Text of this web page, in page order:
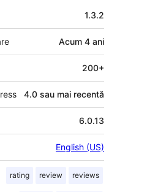
1.3.2
Acum 4 ani
200+
4.0 sau mai recentă
6.0.13
English (US)
rating review reviews